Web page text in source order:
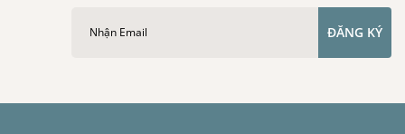
ĐĂNG KÝ